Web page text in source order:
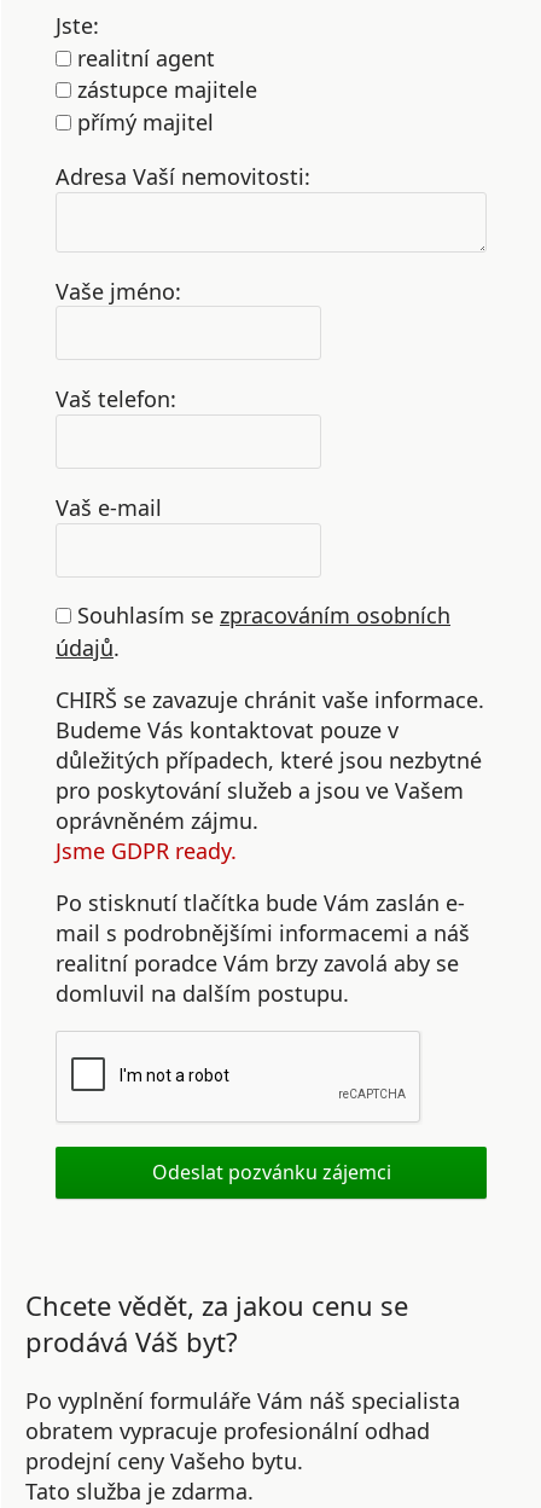
Jste:
realitní agent
zástupce majitele
přímý majitel
Adresa Vaší nemovitosti:
Vaše jméno:
Vaš telefon:
Vaš e-mail
Souhlasím se zpracováním osobních
údajů.
CHIRŠ se zavazuje chránit vaše informace.
Budeme Vás kontaktovat pouze v
důležitých případech, které jsou nezbytné
pro poskytování služeb a jsou ve Vašem
oprávněném zájmu.
Jsme GDPR ready.
Po stisknutí tlačítka bude Vám zaslán e-
mail s podrobnějšími informacemi a náš
realitní poradce Vám brzy zavolá aby se
domluvil na dalším postupu.
Chcete vědět, za jakou cenu se
prodává Váš byt?
Po vyplnění formuláře Vám náš specialista
obratem vypracuje profesionální odhad
prodejní ceny Vašeho bytu.
Tato služba je zdarma.